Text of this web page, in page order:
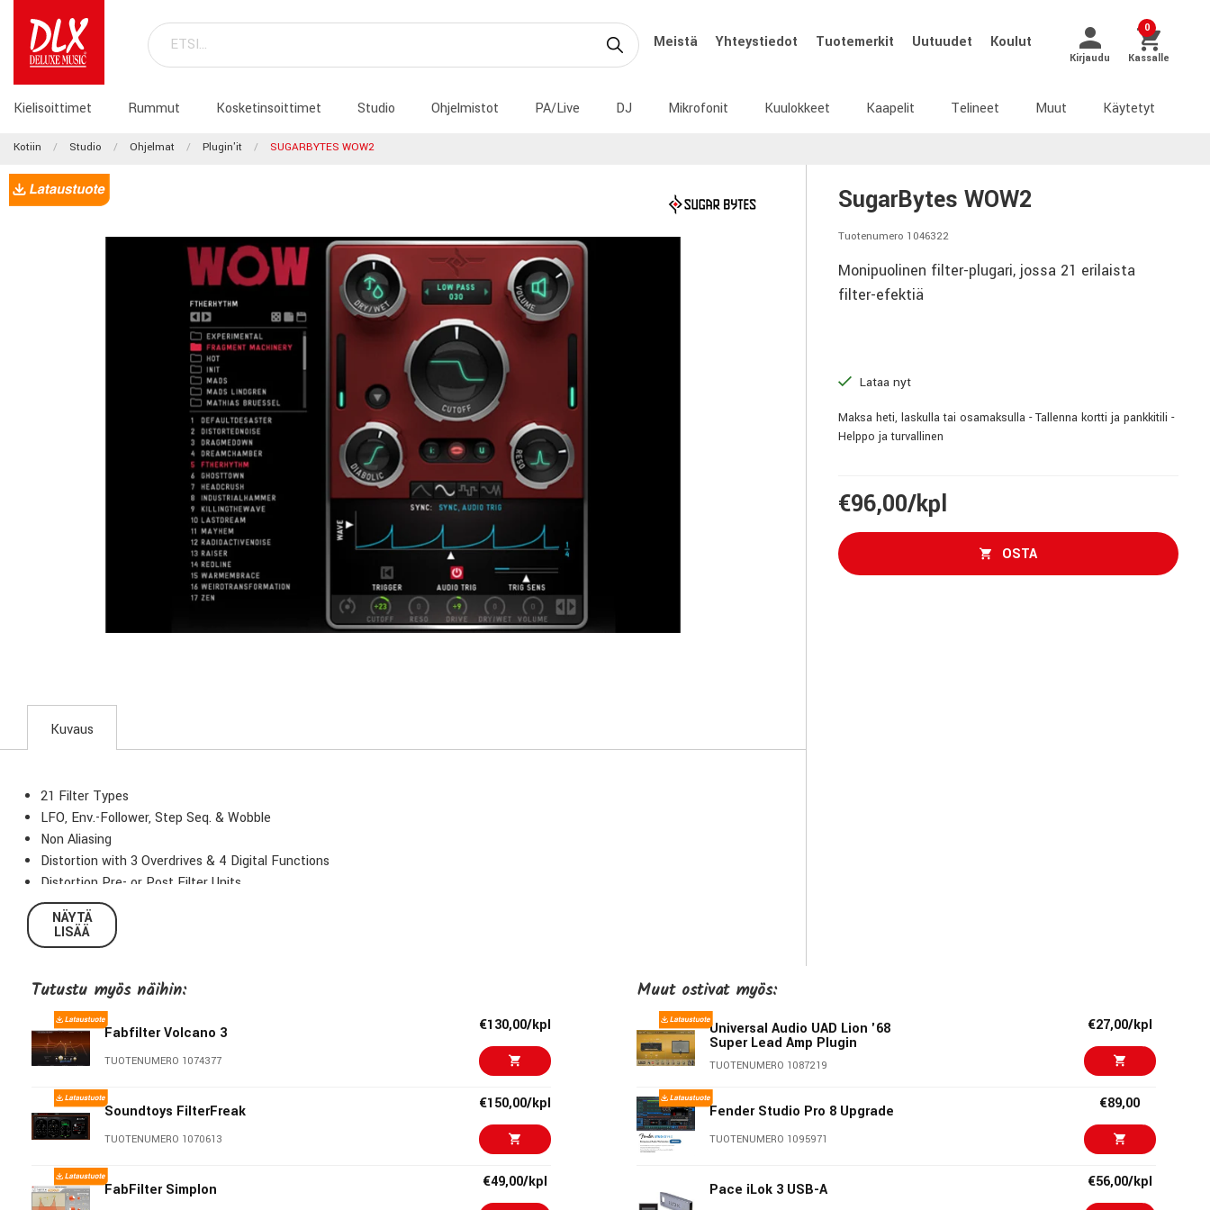
Meistä Yhteystiedot Tuotemerkit Uutuudet Koulut
Kirjaudu
0
Kassalle
Kielisoittimet Rummut Kosketinsoittimet Studio Ohjelmistot PA/Live DJ Mikrofonit Kuulokkeet Kaapelit Telineet Muut Käytetyt
Kotiin Studio Ohjelmat Plugin'it SUGARBYTES WOW2
SugarBytes WOW2
Tuotenumero 1046322
Monipuolinen filter-plugari, jossa 21 erilaista
filter-efektiä
Lataa nyt
Maksa heti, laskulla tai osamaksulla - Tallenna kortti ja pankkitili -
Helppo ja turvallinen
€96,00/kpl
OSTA
Kuvaus
21 Filter Types
LFO, Env.-Follower, Step Seq. & Wobble
Non Aliasing
Distortion with 3 Overdrives & 4 Digital Functions
Distortion Pre- or Post Filter Units
Envelope Follower with Frequency Detection
9 human vocal Sounds in Vowel Filter
Dynamic Oversampling across the board
NÄYTÄ
LISÄÄ
Tutustu myös näihin:
Fabfilter Volcano 3
TUOTENUMERO 1074377
€130,00/kpl
Soundtoys FilterFreak
TUOTENUMERO 1070613
€150,00/kpl
FabFilter Simplon €49,00/kpl
Muut ostivat myös:
Universal Audio UAD Lion '68
Super Lead Amp Plugin
TUOTENUMERO 1087219
€27,00/kpl
Fender Studio Pro 8 Upgrade
TUOTENUMERO 1095971
€89,00
Pace iLok 3 USB-A €56,00/kpl